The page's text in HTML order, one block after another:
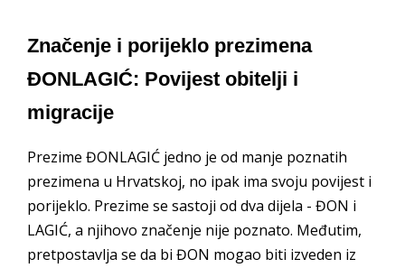
Značenje i porijeklo prezimena
ĐONLAGIĆ: Povijest obitelji i
migracije
Prezime ĐONLAGIĆ jedno je od manje poznatih
prezimena u Hrvatskoj, no ipak ima svoju povijest i
porijeklo. Prezime se sastoji od dva dijela - ĐON i
LAGIĆ, a njihovo značenje nije poznato. Međutim,
pretpostavlja se da bi ĐON mogao biti izveden iz